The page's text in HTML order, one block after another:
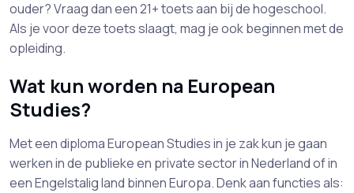
ouder? Vraag dan een 21+ toets aan bij de hogeschool.
Als je voor deze toets slaagt, mag je ook beginnen met de
opleiding.
Wat kun worden na European
Studies?
Met een diploma European Studies in je zak kun je gaan
werken in de publieke en private sector in Nederland of in
een Engelstalig land binnen Europa. Denk aan functies als: